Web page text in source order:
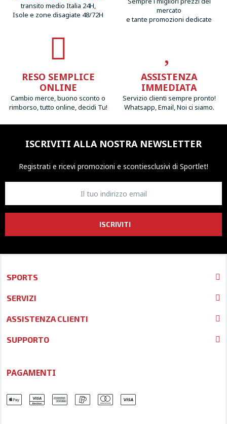
transito medio Italia 24H,
Isole e zone disagiate 48/72H
mercato
e tante promozioni dedicate
RESO SEMPLICE
ONLINE
Cambio merce, buono sconto o
rimborso, tutto online, decidi Tu!
ASSISTENZA
IMMEDIATA
Servizio clienti sempre pronto!
Whatsapp, Email, Noi ci siamo.
ISCRIVITI ALLA NOSTRA NEWSLETTER
Registrati e ricevi promozioni e scontiesclusivi di Sportlet!
ISCRIVITI
SPORTS
SERVIZI
ASSISTENZA CLIENTI
SUPPORTO
PAGAMENTI